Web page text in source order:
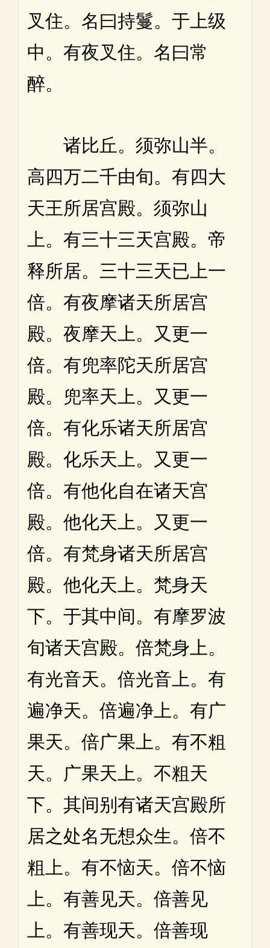
叉住。名曰持鬘。于上级
中。有夜叉住。名曰常
醉。
诸比丘。须弥山半。
高四万二千由旬。有四大
天王所居宫殿。须弥山
上。有三十三天宫殿。帝
释所居。三十三天已上一
倍。有夜摩诸天所居宫
殿。夜摩天上。又更一
倍。有兜率陀天所居宫
殿。兜率天上。又更一
倍。有化乐诸天所居宫
殿。化乐天上。又更一
倍。有他化自在诸天宫
殿。他化天上。又更一
倍。有梵身诸天所居宫
殿。他化天上。梵身天
下。于其中间。有摩罗波
旬诸天宫殿。倍梵身上。
有光音天。倍光音上。有
遍净天。倍遍净上。有广
果天。倍广果上。有不粗
天。广果天上。不粗天
下。其间别有诸天宫殿所
居之处名无想众生。倍不
粗上。有不恼天。倍不恼
上。有善见天。倍善见
上。有善现天。倍善现